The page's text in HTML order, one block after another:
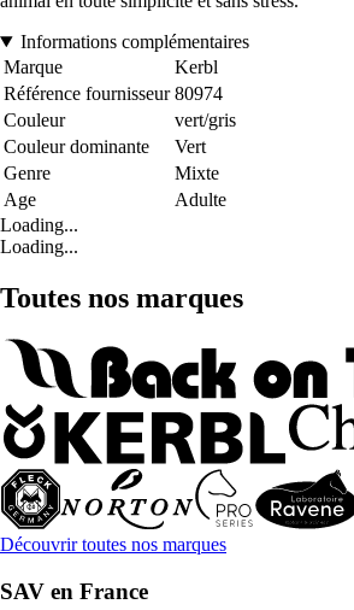
Informations complémentaires
Marque
Kerbl
Référence fournisseur 80974
Couleur
vert/gris
Couleur dominante
Vert
Genre
Mixte
Age
Adulte
Loading...
Loading...
Toutes nos marques
Découvrir toutes nos marques
SAV en France